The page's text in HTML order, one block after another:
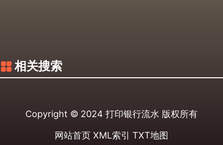
相关搜索
Copyright © 2024 打印银行流水 版权所有
网站首页 XML索引 TXT地图